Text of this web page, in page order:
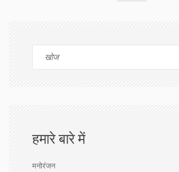
हमारे बारे में
मनोरंजन